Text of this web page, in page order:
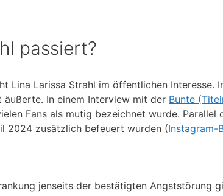
passiert?
Lina Larissa Strahl im öffentlichen
In einem Interview mit der Bunte
Fans als mutig bezeichnet wurde.
2024 zusätzlich befeuert wurden (Instagram-
jenseits der bestätigten Angststörung